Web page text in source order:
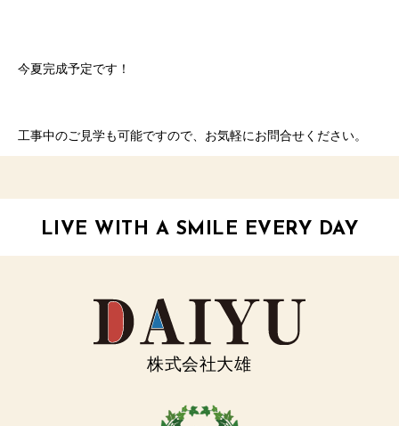
今夏完成予定です！
工事中のご見学も可能ですので、お気軽にお問合せください。
LIVE WITH A SMILE EVERY DAY
株式会社大雄